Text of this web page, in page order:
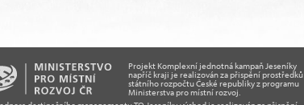
Projekt Komplexní jednotná kampaň Jeseníky
napříč kraji je realizován za přispění prostředků
státního rozpočtu České republiky z programu
Ministerstva pro místní rozvoj.